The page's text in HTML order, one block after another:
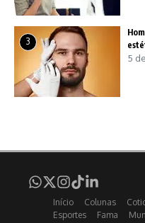
3
5
Início Colunas
Esportes
Fama